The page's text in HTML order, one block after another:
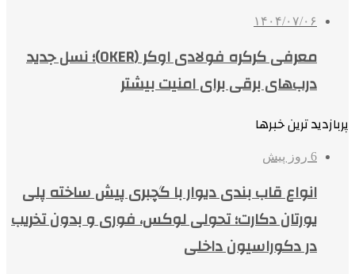
۱۴۰۴/۰۷/۰۶
معرفی کرکره فولادی اوکر (OKER)؛ نسل جدید
درب‌های برقی برای امنیت بیشتر
پربازدید ترین خبرها
6 روز پیش
انواع قاب بندی دیوار با گچبری پیش ساخته پلی
یورتان دکارت؛ تحولی لوکس، فوری و بدون تخریب
در دکوراسیون داخلی